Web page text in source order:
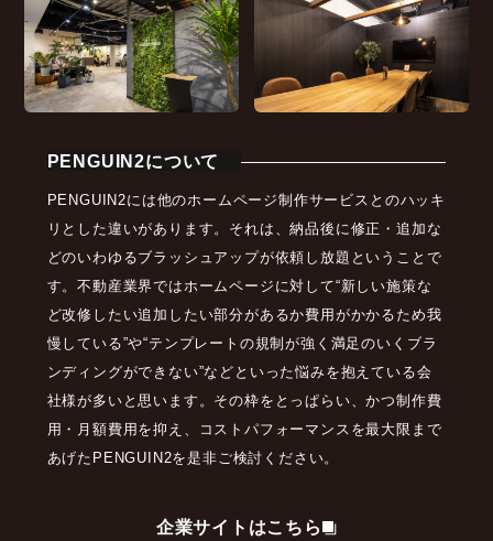
PENGUIN2について
PENGUIN2には他のホームページ制作サービスとのハッキ
リとした違いがあります。それは、納品後に修正・追加な
どのいわゆるブラッシュアップが依頼し放題ということで
す。不動産業界ではホームページに対して“新しい施策な
ど改修したい追加したい部分があるか費用がかかるため我
慢している”や“テンプレートの規制が強く満足のいくブラ
ンディングができない”などといった悩みを抱えている会
社様が多いと思います。その枠をとっぱらい、かつ制作費
用・月額費用を抑え、コストパフォーマンスを最大限まで
あげたPENGUIN2を是非ご検討ください。
企業サイトはこちら